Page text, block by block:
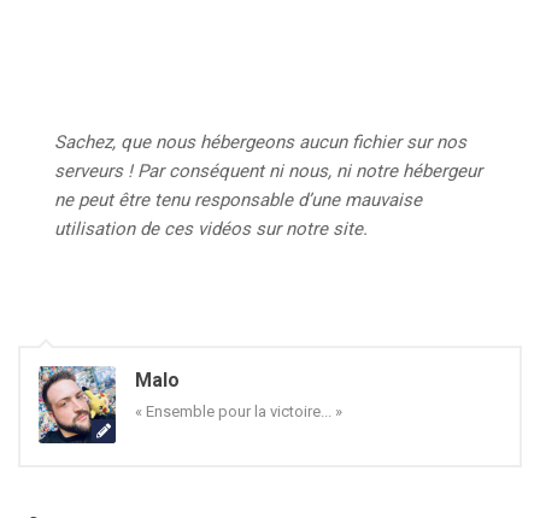
Sachez, que nous hébergeons aucun fichier sur nos
serveurs ! Par conséquent ni nous, ni notre hébergeur
ne peut être tenu responsable d’une mauvaise
utilisation de ces vidéos sur notre site.
Malo
« Ensemble pour la victoire... »